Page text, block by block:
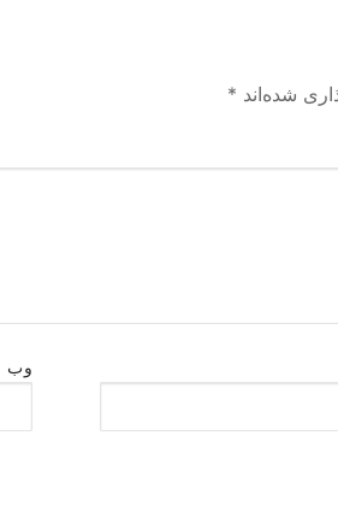
شده‌اند *
وب‌